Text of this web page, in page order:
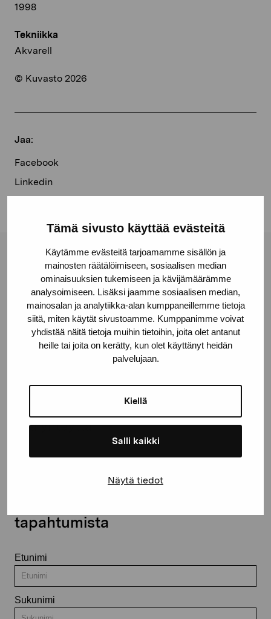
Tämä sivusto käyttää evästeitä
Käytämme evästeitä tarjoamamme sisällön ja
mainosten räätälöimiseen, sosiaalisen median
ominaisuuksien tukemiseen ja kävijämäärämme
analysoimiseen. Lisäksi jaamme sosiaalisen median,
mainosalan ja analytiikka-alan kumppaneillemme tietoja
siitä, miten käytät sivustoamme. Kumppanimme voivat
yhdistää näitä tietoja muihin tietoihin, joita olet antanut
heille tai joita on kerätty, kun olet käyttänyt heidän
palvelujaan.
Kiellä
Salli kaikki
Näytä tiedot
1998
Tekniikka
Akvarell
© Kuvasto 2026
Jaa:
Facebook
Linkedin
Pro Artibus -säätiö
Kustaa Vaasan katu 11
10600 Tammisaari
proartibus@proartibus.fi
+358 (0)50 371 6339
Ota yhteyttä
tapahtumista
Etunimi
Sukunimi